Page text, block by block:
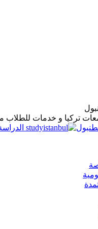
تركيا و خدمات للطلاب